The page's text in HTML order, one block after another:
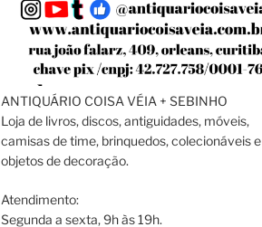
ANTIQUÁRIO COISA VÉIA + SEBINHO
Loja de livros, discos, antiguidades, móveis,
camisas de time, brinquedos, colecionáveis e
objetos de decoração.
Atendimento:
Segunda a sexta, 9h às 19h.